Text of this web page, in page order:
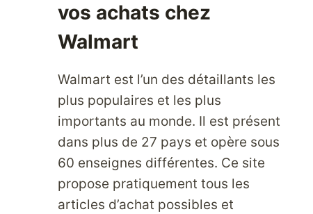
vos achats chez
Walmart
Walmart est l’un des détaillants les
plus populaires et les plus
importants au monde. Il est présent
dans plus de 27 pays et opère sous
60 enseignes différentes. Ce site
propose pratiquement tous les
articles d’achat possibles et